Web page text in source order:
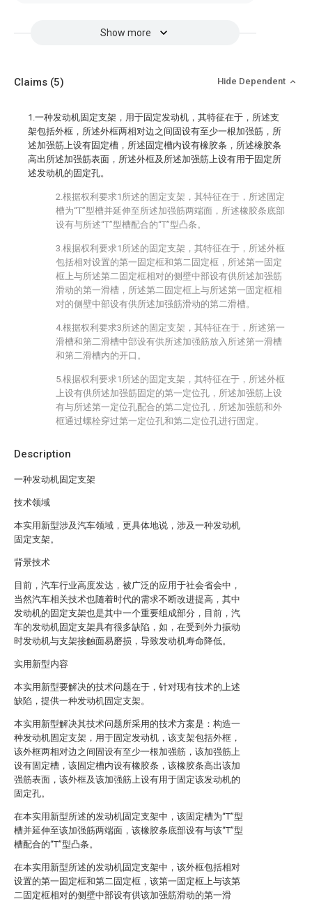
Show more
Description
一种发动机固定支架
技术领域
本实用新型涉及汽车领域，更具体地说，涉及一种发动机
固定支架。
背景技术
目前，汽车行业高度发达，被广泛的应用于社会省会中，
当然汽车相关技术也随着时代的需求不断改进提高，其中
发动机的固定支架也是其中一个重要组成部分，目前，汽
车的发动机固定支架具有很多缺陷，如，在受到外力振动
时发动机与支架接触面易磨损，导致发动机寿命降低。
实用新型内容
本实用新型要解决的技术问题在于，针对现有技术的上述
缺陷，提供一种发动机固定支架。
本实用新型解决其技术问题所采用的技术方案是：构造一
种发动机固定支架，用于固定发动机，该支架包括外框，
该外框两相对边之间固设有至少一根加强筋，该加强筋上
设有固定槽，该固定槽内设有橡胶条，该橡胶条高出该加
强筋表面，该外框及该加强筋上设有用于固定该发动机的
固定孔。
在本实用新型所述的发动机固定支架中，该固定槽为“T”型
槽并延伸至该加强筋两端面，该橡胶条底部设有与该“T”型
槽配合的“T”型凸条。
在本实用新型所述的发动机固定支架中，该外框包括相对
设置的第一固定框和第二固定框，该第一固定框上与该第
二固定框相对的侧壁中部设有供该加强筋滑动的第一滑
Claims (5) Hide Dependent
1.一种发动机固定支架，用于固定发动机，其特征在于，所述支
架包括外框，所述外框两相对边之间固设有至少一根加强筋，所
述加强筋上设有固定槽，所述固定槽内设有橡胶条，所述橡胶条
高出所述加强筋表面，所述外框及所述加强筋上设有用于固定所
述发动机的固定孔。
2.根据权利要求1所述的固定支架，其特征在于，所述固定
槽为“T”型槽并延伸至所述加强筋两端面，所述橡胶条底部
设有与所述“T”型槽配合的“T”型凸条。
3.根据权利要求1所述的固定支架，其特征在于，所述外框
包括相对设置的第一固定框和第二固定框，所述第一固定
框上与所述第二固定框相对的侧壁中部设有供所述加强筋
滑动的第一滑槽，所述第二固定框上与所述第一固定框相
对的侧壁中部设有供所述加强筋滑动的第二滑槽。
4.根据权利要求3所述的固定支架，其特征在于，所述第一
滑槽和第二滑槽中部设有供所述加强筋放入所述第一滑槽
和第二滑槽内的开口。
5.根据权利要求1所述的固定支架，其特征在于，所述外框
上设有供所述加强筋固定的第一定位孔，所述加强筋上设
有与所述第一定位孔配合的第二定位孔，所述加强筋和外
框通过螺栓穿过第一定位孔和第二定位孔进行固定。